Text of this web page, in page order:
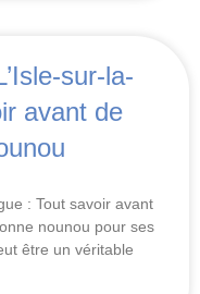
sur-la-
avant de
: Tout savoir avant
nounou pour ses
être un véritable